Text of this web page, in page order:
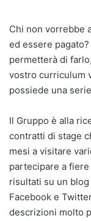
Chi non vorrebbe
ed essere
permetterà di
vostro curriculum
possiede una
Il Gruppo è alla
contratti di stage
mesi a visitare
partecipare a
risultati su un
Facebook e
descrizioni molto